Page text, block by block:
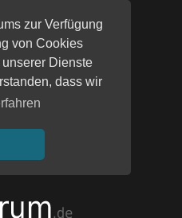
zur Verfügung
von Cookies
Dienste
dass wir